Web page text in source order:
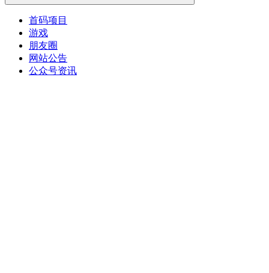
首码项目
游戏
朋友圈
网站公告
公众号资讯